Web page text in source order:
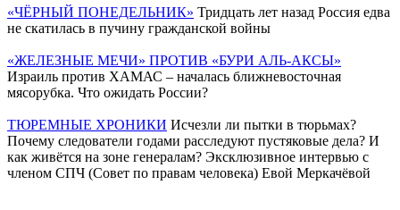
«ЧЁРНЫЙ ПОНЕДЕЛЬНИК» Тридцать лет назад Россия едва
не скатилась в пучину гражданской войны
«ЖЕЛЕЗНЫЕ МЕЧИ» ПРОТИВ «БУРИ АЛЬ-АКСЫ»
Израиль против ХАМАС – началась ближневосточная
мясорубка. Что ожидать России?
ТЮРЕМНЫЕ ХРОНИКИ Исчезли ли пытки в тюрьмах?
Почему следователи годами расследуют пустяковые дела? И
как живётся на зоне генералам? Эксклюзивное интервью с
членом СПЧ (Совет по правам человека) Евой Меркачёвой